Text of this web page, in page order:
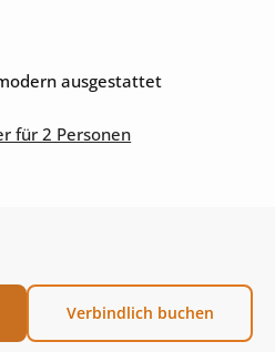
ausgestattet
für 2 Personen
Verbindlich buchen